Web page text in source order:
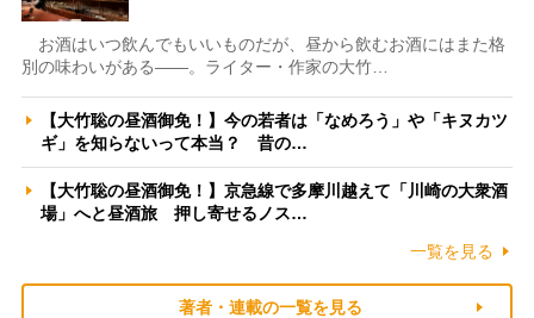
お酒はいつ飲んでもいいものだが、昼から飲むお酒にはまた格
別の味わいがある――。ライター・作家の大竹…
【大竹聡の昼酒御免！】今の若者は「なめろう」や「キヌカツ
ギ」を知らないって本当？ 昔の…
【大竹聡の昼酒御免！】京急線で多摩川越えて「川崎の大衆酒
場」へと昼酒旅 押し寄せるノス…
一覧を見る
著者・連載の一覧を見る